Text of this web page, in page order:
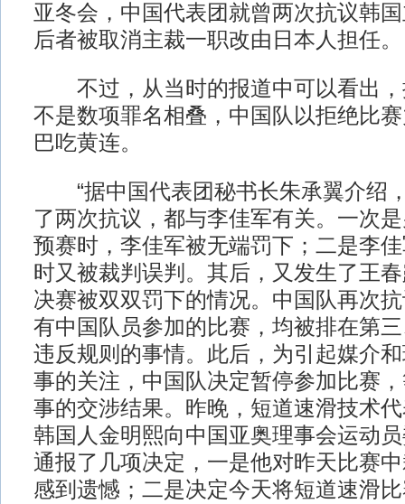
亚冬会，中国代表团就曾两次抗议韩
后者被取消主裁一职改由日本人担任。
不过，从当时的报道中可以看出，
不是数项罪名相叠，中国队以拒绝比
巴吃黄连。
“据中国代表团秘书长朱承翼介绍
了两次抗议，都与李佳军有关。一次
预赛时，李佳军被无端罚下；二是李
时又被裁判误判。其后，又发生了王
决赛被双双罚下的情况。中国队再次
有中国队员参加的比赛，均被排在第
违反规则的事情。此后，为引起媒介
事的关注，中国队决定暂停参加比赛
事的交涉结果。昨晚，短道速滑技术
韩国人金明熙向中国亚奥理事会运动
通报了几项决定，一是他对昨天比赛
感到遗憾；二是决定今天将短道速滑